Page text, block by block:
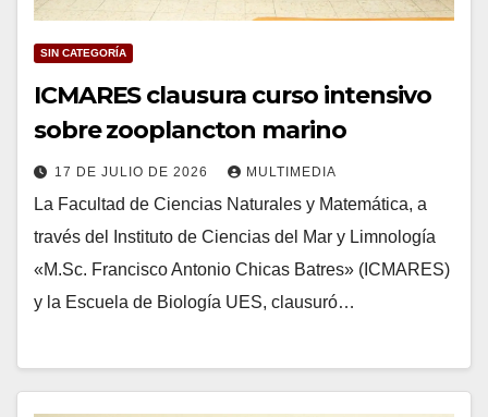
SIN CATEGORÍA
ICMARES clausura curso intensivo
sobre zooplancton marino
17 DE JULIO DE 2026 MULTIMEDIA
La Facultad de Ciencias Naturales y Matemática, a
través del Instituto de Ciencias del Mar y Limnología
«M.Sc. Francisco Antonio Chicas Batres» (ICMARES)
y la Escuela de Biología UES, clausuró…